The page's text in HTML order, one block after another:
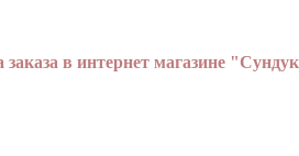
в интернет магазине